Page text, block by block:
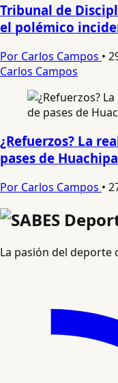
Tribunal de
el polémico
Por Carlos Campos •
Carlos Campos
¿Refuerzos? La
pases de
Por Carlos Campos •
La pasión del deporte